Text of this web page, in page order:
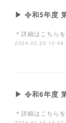
▶ 令和5年度
＊詳細はこちら
2024.02.20 10:49
＊詳細はこちら